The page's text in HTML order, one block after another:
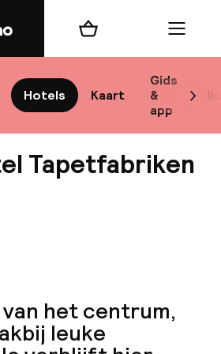
Hotels Kaart
Gids
&
app
Winkelmand Menu
Tapetfabriken
het centrum,
leuke